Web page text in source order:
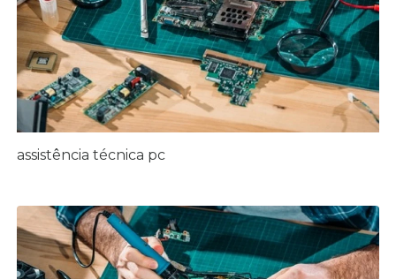
assistência técnica pc